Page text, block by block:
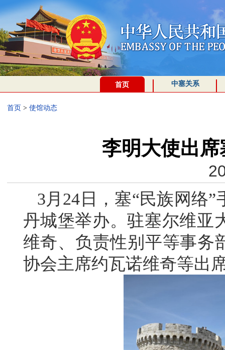
首页 中塞关系
首页 > 使馆动态
李明大使出
3月24日，塞“民族网络
丹城堡举办。驻塞尔维亚
维奇、负责性别平等事务
协会主席约瓦诺维奇等出